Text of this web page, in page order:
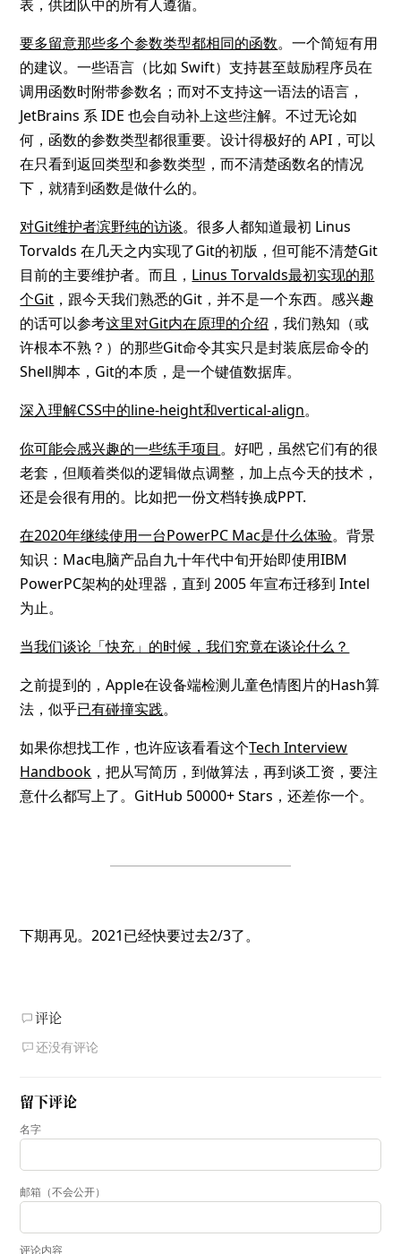
表，供团队中的所有人遵循。
要多留意那些多个参数类型都相同的函数。一个简短有用
的建议。一些语言（比如 Swift）支持甚至鼓励程序员在
调用函数时附带参数名；而对不支持这一语法的语言，
JetBrains 系 IDE 也会自动补上这些注解。不过无论如
何，函数的参数类型都很重要。设计得极好的 API，可以
在只看到返回类型和参数类型，而不清楚函数名的情况
下，就猜到函数是做什么的。
对Git维护者滨野纯的访谈。很多人都知道最初 Linus
Torvalds 在几天之内实现了Git的初版，但可能不清楚Git
目前的主要维护者。而且， Linus Torvalds最初实现的那
个Git ，跟今天我们熟悉的Git，并不是一个东西。感兴趣
的话可以参考这里对Git内在原理的介绍 ，我们熟知（或
许根本不熟？）的那些Git命令其实只是封装底层命令的
Shell脚本，Git的本质，是一个键值数据库。
深入理解CSS中的line-height和vertical-align。
你可能会感兴趣的一些练手项目。好吧，虽然它们有的很
老套，但顺着类似的逻辑做点调整，加上点今天的技术，
还是会很有用的。比如把一份文档转换成PPT.
在2020年继续使用一台PowerPC Mac是什么体验。背景
知识：Mac电脑产品自九十年代中旬开始即使用IBM
PowerPC架构的处理器，直到 2005 年宣布迁移到 Intel
为止。
当我们谈论「快充」的时候，我们究竟在谈论什么？
之前提到的，Apple在设备端检测儿童色情图片的Hash算
法，似乎已有碰撞实践。
如果你想找工作，也许应该看看这个Tech Interview
Handbook ，把从写简历，到做算法，再到谈工资，要注
意什么都写上了。GitHub 50000+ Stars，还差你一个。
下期再见。2021已经快要过去2/3了。
评论
还没有评论
留下评论
名字
邮箱（不会公开）
评论内容